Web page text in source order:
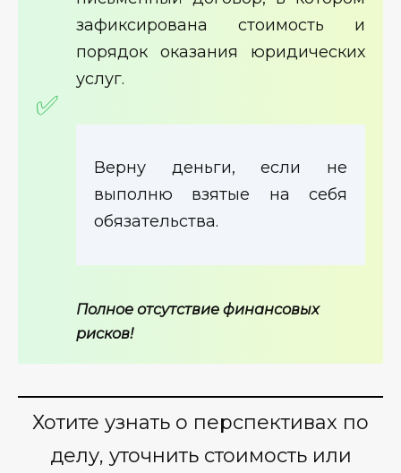
зафиксирована стоимость и
порядок оказания юридических
услуг.
Верну деньги, если не
выполню взятые на себя
обязательства.
Полное отсутствие финансовых
рисков!
Хотите узнать о перспективах по
делу, уточнить стоимость или